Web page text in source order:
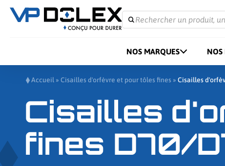
Rechercher un produit,
NOS MARQUES NOS
Accueil » Cisailles d'orfèvre et pour tôles fines » Cisailles
Cisailles
fines D70/